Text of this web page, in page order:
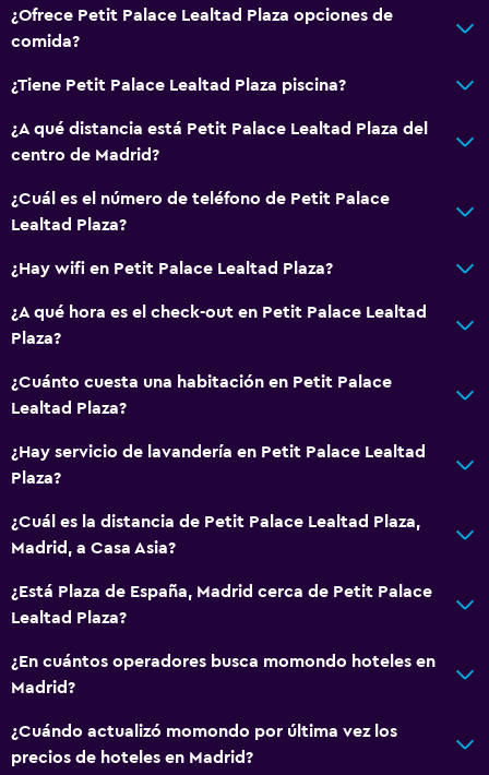
Baño
Ducha
Gorro de baño
Papel higiénico
Baño privado
General
Habitaciones familiares
Piso de parquet o madera noble
Vista al patio interior
Teléfono
Vista a la ciudad
Espacio de almacenamiento
Cocina
Tetera eléctrica
Tetera/cafetera
Cafetera
Cocineta
Lavandería
¿Ofrece Petit Palace Lealtad Plaza opciones de
comida?
¿Tiene Petit Palace Lealtad Plaza piscina?
¿A qué distancia está Petit Palace Lealtad Plaza del
centro de Madrid?
¿Cuál es el número de teléfono de Petit Palace
Lealtad Plaza?
¿Hay wifi en Petit Palace Lealtad Plaza?
¿A qué hora es el check-out en Petit Palace Lealtad
Plaza?
¿Cuánto cuesta una habitación en Petit Palace
Lealtad Plaza?
¿Hay servicio de lavandería en Petit Palace Lealtad
Plaza?
¿Cuál es la distancia de Petit Palace Lealtad Plaza,
Madrid, a Casa Asia?
¿Está Plaza de España, Madrid cerca de Petit Palace
Lealtad Plaza?
¿En cuántos operadores busca momondo hoteles en
Madrid?
¿Cuándo actualizó momondo por última vez los
precios de hoteles en Madrid?